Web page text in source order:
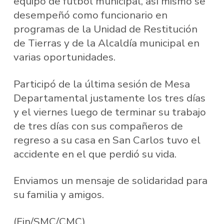
desempeñó como funcionario en
programas de la Unidad de Restitución
de Tierras y de la Alcaldía municipal en
varias oportunidades.
Participó de la última sesión de Mesa
Departamental justamente los tres días
y el viernes luego de terminar su trabajo
de tres días con sus compañeros de
regreso a su casa en San Carlos tuvo el
accidente en el que perdió su vida.
Enviamos un mensaje de solidaridad para
su familia y amigos.